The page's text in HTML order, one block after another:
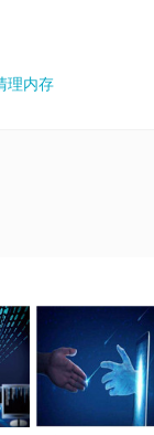
理内存